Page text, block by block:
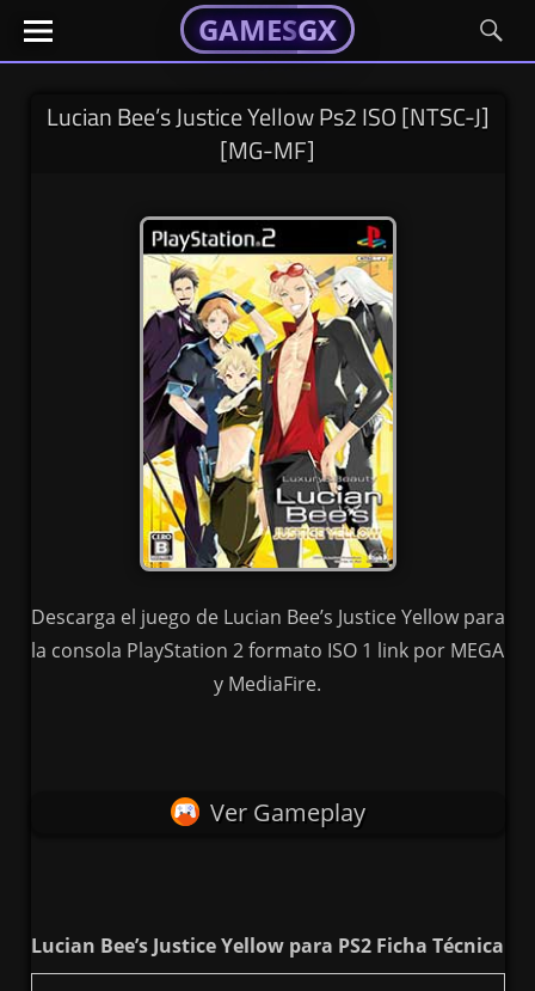
Skip
GAMESGX
El
portal
tus
GAMESGX
GAMESGX
El
portal
tusLucian Bee’s Justice Yellow Ps2 ISO [NTSC-J]
[MG-MF]
Descarga el juego de Lucian Bee’s Justice Yellow para
la consola PlayStation 2 formato ISO 1 link por MEGA
y MediaFire.
Ver Gameplay
Lucian Bee’s Justice Yellow para PS2 Ficha Técnica